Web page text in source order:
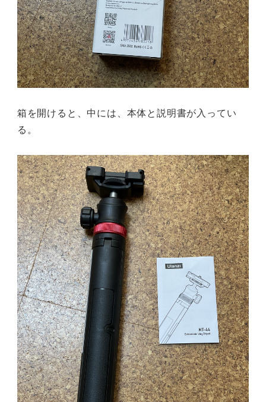
箱を開けると、中には、本体と説明書が入ってい
る。